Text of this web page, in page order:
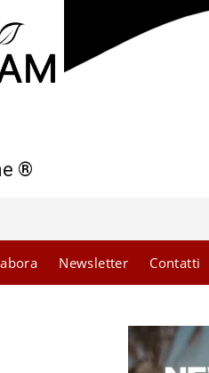
®
Newsletter Contatti